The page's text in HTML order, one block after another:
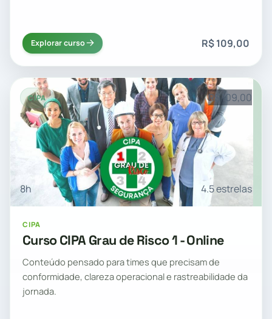
Explorar curso R$ 109,00
CIPA R$ 109,00
8h 4.5 estrelas
CIPA
Curso CIPA Grau de Risco 1 - Online
Conteúdo pensado para times que precisam de
conformidade, clareza operacional e rastreabilidade da
jornada.